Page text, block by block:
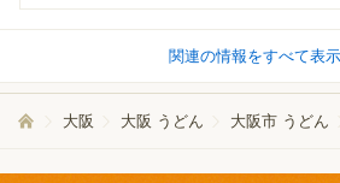
関連の情報をすべて表
大阪 大阪 うどん 大阪市 うどん